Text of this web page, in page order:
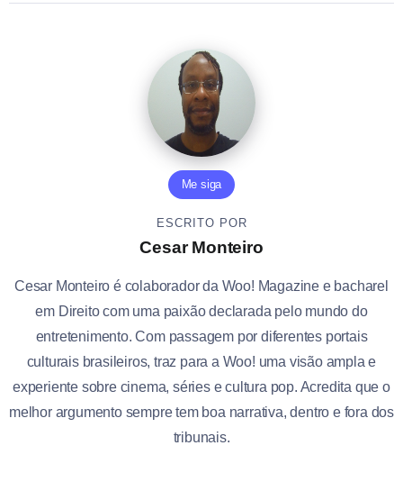
Me siga
ESCRITO POR
Cesar Monteiro
Cesar Monteiro é colaborador da Woo! Magazine e bacharel
em Direito com uma paixão declarada pelo mundo do
entretenimento. Com passagem por diferentes portais
culturais brasileiros, traz para a Woo! uma visão ampla e
experiente sobre cinema, séries e cultura pop. Acredita que o
melhor argumento sempre tem boa narrativa, dentro e fora dos
tribunais.